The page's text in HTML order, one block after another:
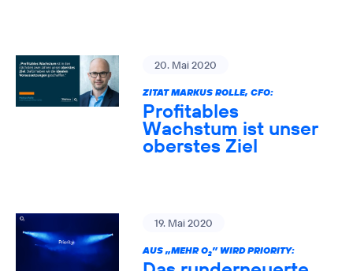
20. Mai 2020
ZITAT MARKUS ROLLE, CFO:
Profitables
Wachstum ist unser
oberstes Ziel
19. Mai 2020
AUS „MEHR O2” WIRD PRIORITY: